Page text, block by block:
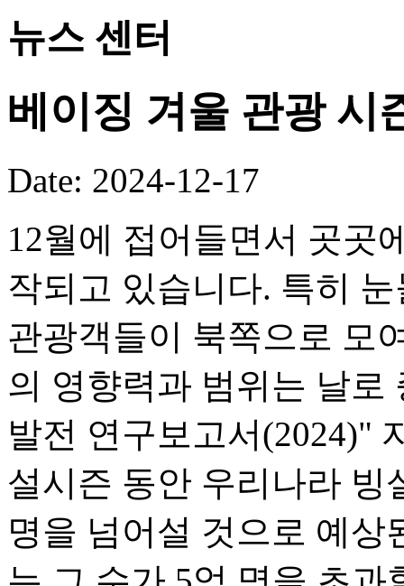
뉴스 센터
베이징 겨울 관광 시
Date: 2024-12-17
12월에 접어들면서 곳곳
작되고 있습니다. 특히
관광객들이 북쪽으로 모
의 영향력과 범위는 날로
발전 연구보고서(2024)"
설시즌 동안 우리나라 빙
명을 넘어설 것으로 예상